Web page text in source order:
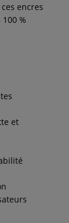
encres
%
et